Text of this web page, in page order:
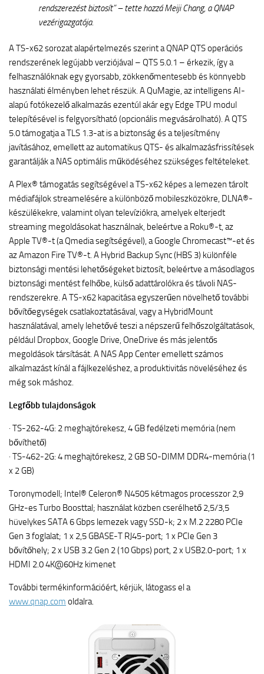
rendszerezést biztosít” – tette hozzá Meiji Chang, a QNAP
vezérigazgatója.
A TS-x62 sorozat alapértelmezés szerint a QNAP QTS operációs
rendszerének legújabb verziójával – QTS 5.0.1 – érkezik, így a
felhasználóknak egy gyorsabb, zökkenőmentesebb és könnyebb
használati élményben lehet részük. A QuMagie, az intelligens AI-
alapú fotókezelő alkalmazás ezentúl akár egy Edge TPU modul
telepítésével is felgyorsítható (opcionális megvásárolható). A QTS
5.0 támogatja a TLS 1.3-at is a biztonság és a teljesítmény
javításához, emellett az automatikus QTS- és alkalmazásfrissítések
garantálják a NAS optimális működéséhez szükséges feltételeket.
A Plex® támogatás segítségével a TS-x62 képes a lemezen tárolt
médiafájlok streamelésére a különböző mobileszközökre, DLNA®-
készülékekre, valamint olyan televíziókra, amelyek elterjedt
streaming megoldásokat használnak, beleértve a Roku®-t, az
Apple TV®-t (a Qmedia segítségével), a Google Chromecast™-et és
az Amazon Fire TV®-t. A Hybrid Backup Sync (HBS 3) különféle
biztonsági mentési lehetőségeket biztosít, beleértve a másodlagos
biztonsági mentést felhőbe, külső adattárolókra és távoli NAS-
rendszerekre. A TS-x62 kapacitása egyszerűen növelhető további
bővítőegységek csatlakoztatásával, vagy a HybridMount
használatával, amely lehetővé teszi a népszerű felhőszolgáltatások,
például Dropbox, Google Drive, OneDrive és más jelentős
megoldások társítását. A NAS App Center emellett számos
alkalmazást kínál a fájlkezeléshez, a produktivitás növeléséhez és
még sok máshoz.
Legfőbb tulajdonságok
· TS-262-4G: 2 meghajtórekesz, 4 GB fedélzeti memória (nem
bővíthető)
· TS-462-2G: 4 meghajtórekesz, 2 GB SO-DIMM DDR4-memória (1
x 2 GB)
Toronymodell; Intel® Celeron® N4505 kétmagos processzor 2,9
GHz-es Turbo Boosttal; használat közben cserélhető 2,5/3,5
hüvelykes SATA 6 Gbps lemezek vagy SSD-k; 2 x M.2 2280 PCIe
Gen 3 foglalat; 1 x 2,5 GBASE-T RJ45-port; 1 x PCIe Gen 3
bővítőhely; 2 x USB 3.2 Gen 2 (10 Gbps) port, 2 x USB2.0-port; 1 x
HDMI 2.0 4K@60Hz kimenet
További termékinformációért, kérjük, látogass el a
www.qnap.com oldalra.